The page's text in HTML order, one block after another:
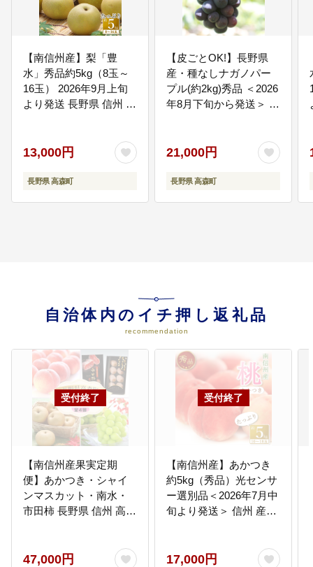
【南信州産】梨「豊
水」秀品約5kg（8玉～
16玉） 2026年9月上旬
より発送 長野県 信州 高
旬の果物 旬の梨 ギフト
贈答 ほうすい JAみなみ
信州
13,000円
長野県 高森町
【皮ごとOK!】長野県
産・種なしナガノパー
プル(約2kg)秀品 ＜2026
年8月下旬から発送＞ 信
旬のぶどう パープル 山
21,000円
長野県 高森町
自治体内のイチ押し返礼品
recommendation
【南信州産果実定期
便】あかつき・シャイ
ンマスカット・南水・
市田柿 長野県 信州 高森
し 柿 干し柿 旬の果実
47,000円
【南信州産】あかつき
約5kg（秀品）光センサ
ー選別品＜2026年7月中
旬より発送＞ 信州 産地
物 旬の桃 JAみなみ信州
17,000円